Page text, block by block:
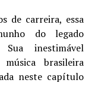
de carreira, essa
do legado
inestimável
brasileira
neste capítulo